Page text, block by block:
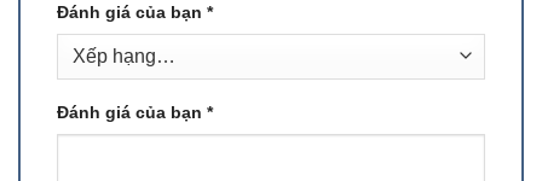
Đánh giá của bạn *
Đánh giá của bạn *